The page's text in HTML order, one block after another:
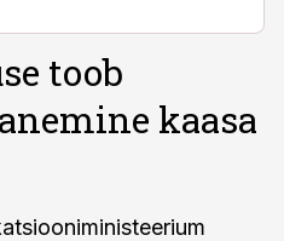
toob
kaasa